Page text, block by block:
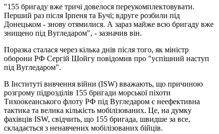
"155 бригаду вже тричі довелося переукомплектовувати.
Перший раз після Ірпеня та Бучі; вдруге розбили під
Донецьком - знову отямилися. А зараз майже всю бригаду вже
знищено під Вугледаром", - зазначив він.
Поразка сталася через кілька днів після того, як міністр
оборони РФ Сергій Шойгу повідомив про "успішний наступ
під Вугледаром".
В Інституті вивчення війни (ISW) вважають, що причиною
розгрому підрозділів 155 бригади морської піхоти
Тихоокеанського флоту РФ під Вугледаром є неефективна
тактика та велика кількість мобілізованих. Це, на думку
фахівців ISW, свідчить, що 155 бригада, швидше за все,
складається з ненавчених мобілізованих бійців.